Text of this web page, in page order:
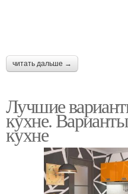
читать дальше →
Лучшие
кухне.
кухне